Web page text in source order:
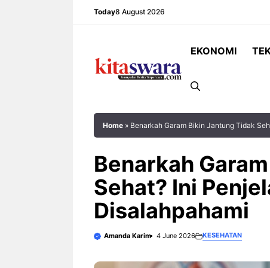
Today8 August 2026
EKONOMI
Home » Benarkah Garam Bikin Jantung Tidak
Benarkah
Sehat? Ini
Disalahpahami
Amanda Karim 4 June 2026 KESEHATAN
Rekor Pertemuan Indonesia vs
Singapura: Garuda Lebih Unggul,
Mudah Dikalahkan JAKARTA –
JAKARTA –
Singapura pada
2026 dipastikan